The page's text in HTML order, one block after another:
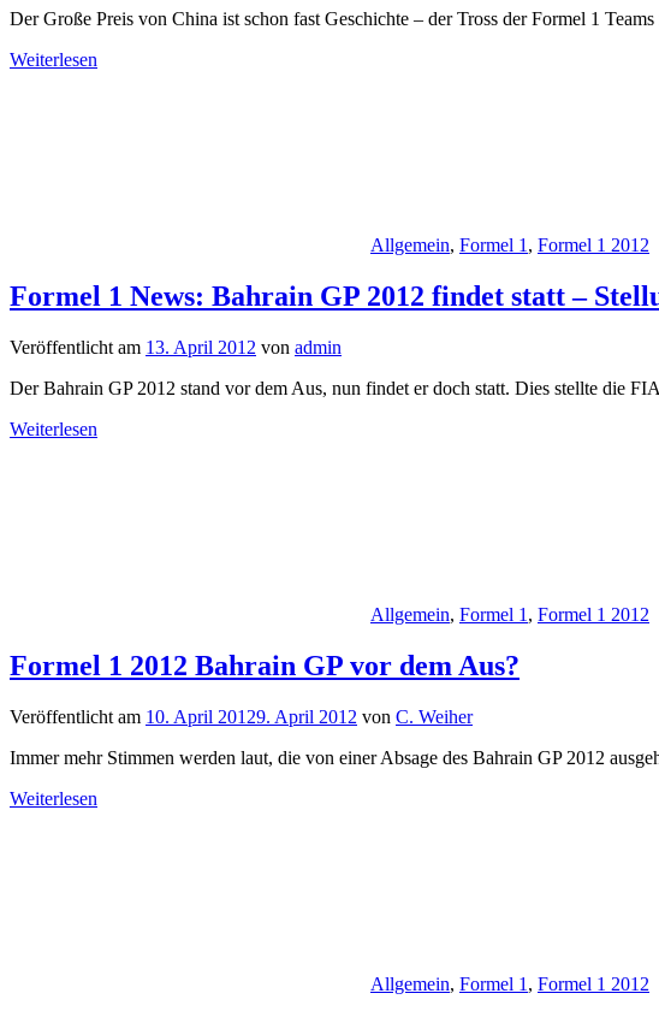
Der Große Preis von China ist schon fast Geschichte – der Tross der Formel 1
Weiterlesen
Allgemein, Formel 1 , Formel 1 2012
Formel 1 News: Bahrain GP 2012 findet statt –
Veröffentlicht am 13. April 2012 von admin
Der Bahrain GP 2012 stand vor dem Aus, nun findet er doch statt. Dies stellte die
Weiterlesen
Allgemein, Formel 1 , Formel 1 2012
Formel 1 2012 Bahrain GP vor dem Aus?
Veröffentlicht am 10. April 20129. April 2012 von C. Weiher
Immer mehr Stimmen werden laut, die von einer Absage des Bahrain GP 2012
Weiterlesen
Allgemein, Formel 1 , Formel 1 2012